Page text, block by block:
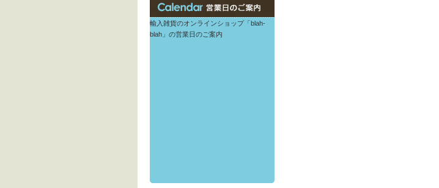
輸入雑貨のオンラインショップ「blah-
blah」の営業日のご案内